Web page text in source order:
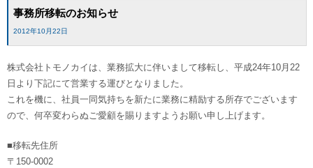
事務所移転のお知らせ
2012年10月22日
株式会社トモノカイは、業務拡大に伴いまして移転し、平成24年10月22
日より下記にて営業する運びとなりました。
これを機に、社員一同気持ちを新たに業務に精励する所存でございます
ので、何卒変わらぬご愛顧を賜りますようお願い申し上げます。
■移転先住所
〒150-0002